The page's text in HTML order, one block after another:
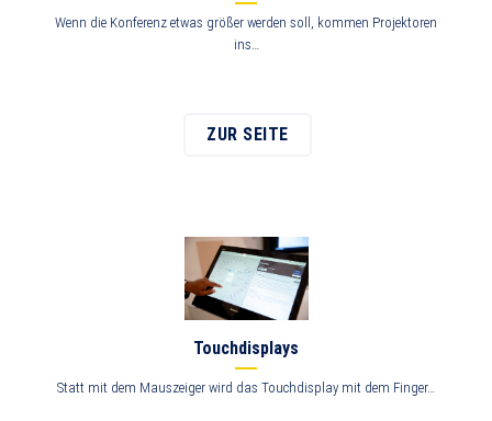
Wenn die Konferenz etwas größer werden soll, kommen Projektoren
ins…
ZUR SEITE
Touchdisplays
Statt mit dem Mauszeiger wird das Touchdisplay mit dem Finger…